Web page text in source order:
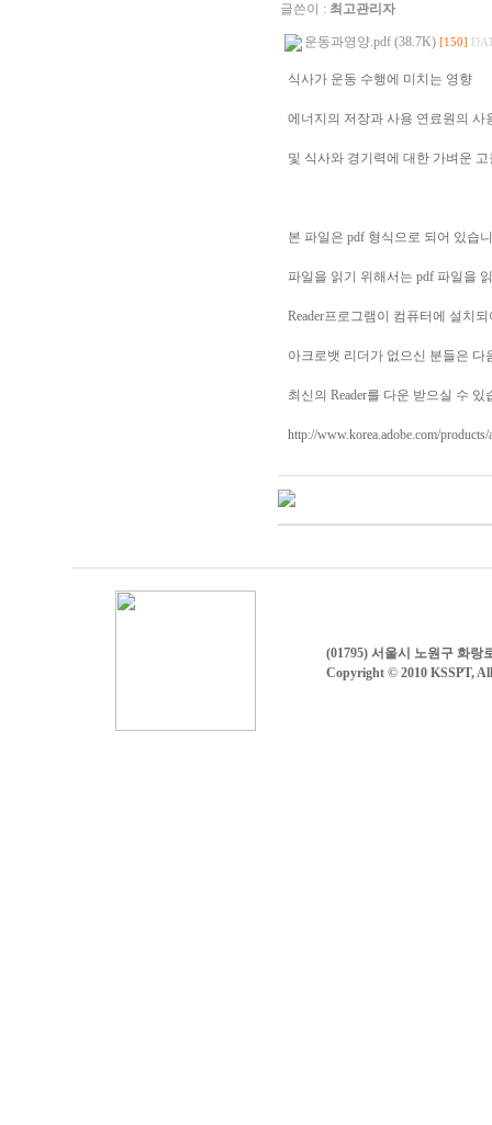
글쓴이 : 최고관리자
운동과영양.pdf (38.7K) [150]
식사가 운동 수행에 미치는 영향
에너지의 저장과 사용 연료원의 사
및 식사와 경기력에 대한 가벼운
본 파일은 pdf 형식으로 되어 있습
파일을 읽기 위해서는 pdf 파일을
Reader프로그램이 컴퓨터에 설치
아크로뱃 리더가 없으신 분들은 다
최신의 Reader를 다운 받으실 수 있
http://www.korea.adobe.com/products/
(01795) 서울시 노원구 화
Copyright © 2010 KSSPT,